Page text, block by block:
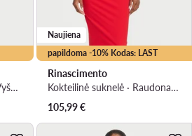
Dirbtinės odos suknelė · Vyšninė · Midi
papildoma -10% Kodas: LAST
Naujiena
Rinascimento
Kokteilinė suknelė · Raudona · Midi
105,99€